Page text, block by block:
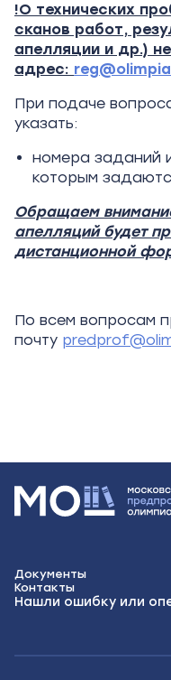
!О технических
сканов работ,
апелляции и др.)
адрес:
При подаче
указать:
номера заданий
которым
Обращаем
апелляций будет
дистанционной
По всем вопросам
почту
Документы
Контакты
Нашли ошибку или